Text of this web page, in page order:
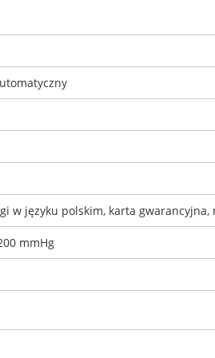
w języku polskim, karta
mmHg